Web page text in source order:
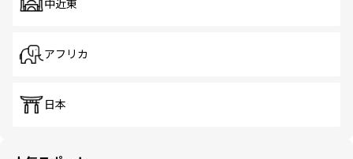
中近東
アフリカ
日本